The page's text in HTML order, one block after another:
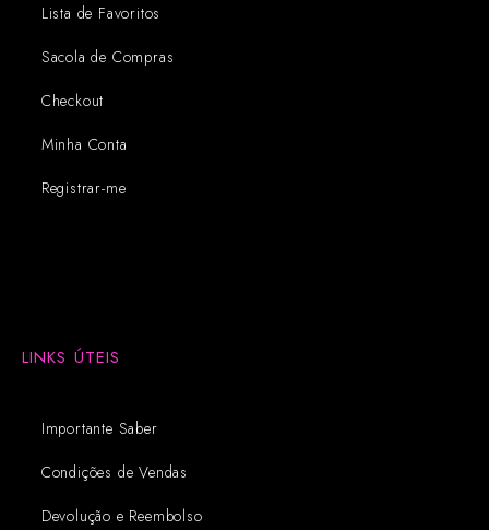
Lista de Favoritos
Sacola de Compras
Checkout
Minha Conta
Registrar-me
LINKS ÚTEIS
Importante Saber
Condições de Vendas
Devolução e Reembolso